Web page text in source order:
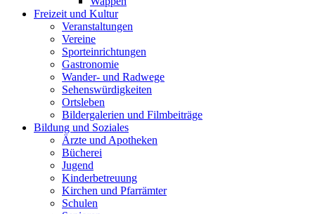
Freizeit und Kultur
Veranstaltungen
Vereine
Sporteinrichtungen
Gastronomie
Wander- und Radwege
Sehenswürdigkeiten
Ortsleben
Bildergalerien und Filmbeiträge
Bildung und Soziales
Ärzte und Apotheken
Bücherei
Jugend
Kinderbetreuung
Kirchen und Pfarrämter
Schulen